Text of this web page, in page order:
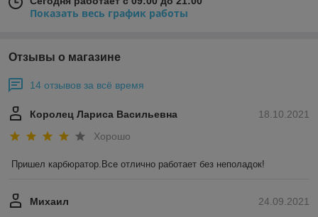
Показать весь график работы
Отзывы о магазине
14 отзывов за всё время
18.10.2021
Королец Лариса Васильевна
Хорошо
Пришел карбюратор.Все отлично работает без неполадок!
24.09.2021
Михаил